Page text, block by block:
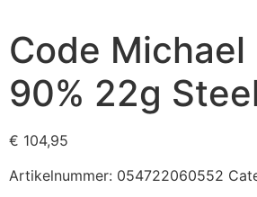
Code Michael
90% 22g
€ 104,95
Artikelnummer: 054722060552